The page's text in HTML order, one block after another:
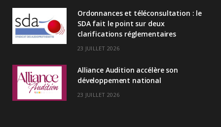
n
Ordonnances et téléconsultation : le
SDA fait le point sur deux
clarifications réglementaires
23 JUILLET 2026
Alliance Audition accélère son
développement national
23 JUILLET 2026